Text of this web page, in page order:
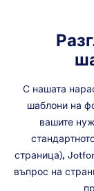
С нашата
шаблони на
вашите
страница),
въпрос на